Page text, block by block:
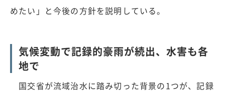
めたい」と今後の方針を説明している。
気候変動で記録的豪雨が続出、水害も各
地で
国交省が流域治水に踏み切った背景の1つが、記録